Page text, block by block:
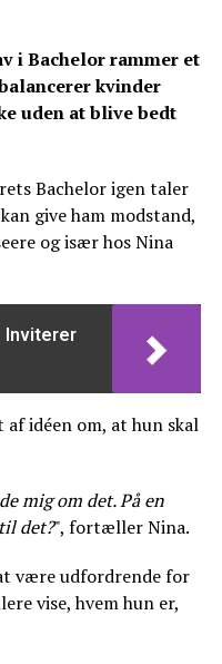
i Bachelor rammer et
kvinder
uden at blive bedt
Bachelor igen taler
give ham modstand,
og især hos Nina
Inviterer
idéen om, at hun skal
mig om det. På en
det?", fortæller Nina.
være udfordrende for
vise, hvem hun er,